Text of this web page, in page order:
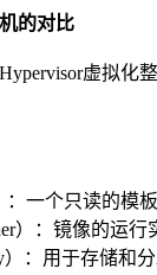
的对比
虚拟化
：一个只读的模
）：镜像的运
）：用于存储和